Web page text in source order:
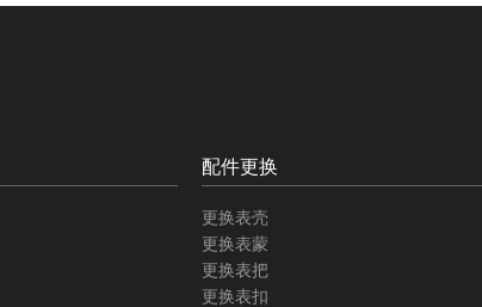
配件更换
更换表壳
更换表蒙
更换表把
更换表扣